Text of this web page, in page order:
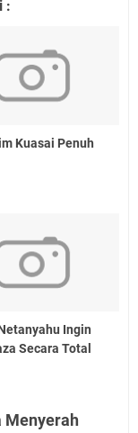
:
Kuasai Penuh
Ingin
Secara Total
Menyerah